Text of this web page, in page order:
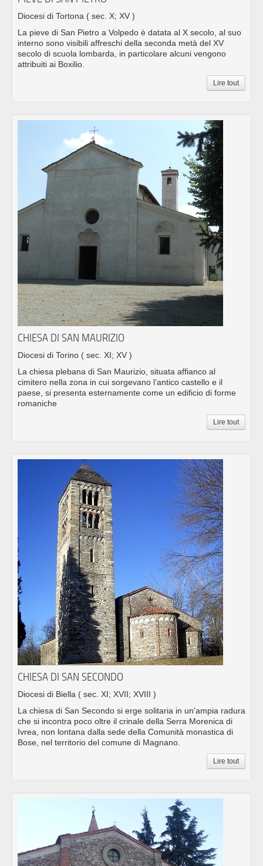
Diocesi di Tortona ( sec. X; XV )
La pieve di San Pietro a Volpedo è datata al X secolo, al suo
interno sono visibili affreschi della seconda metà del XV
secolo di scuola lombarda, in particolare alcuni vengono
attribuiti ai Boxilio.
Lire tout
CHIESA DI SAN MAURIZIO
Diocesi di Torino ( sec. XI; XV )
La chiesa plebana di San Maurizio, situata affianco al
cimitero nella zona in cui sorgevano l’antico castello e il
paese, si presenta esternamente come un edificio di forme
romaniche
Lire tout
CHIESA DI SAN SECONDO
Diocesi di Biella ( sec. XI; XVII; XVIII )
La chiesa di San Secondo si erge solitaria in un'ampia radura
che si incontra poco oltre il crinale della Serra Morenica di
Ivrea, non lontana dalla sede della Comunità monastica di
Bose, nel territorio del comune di Magnano.
Lire tout